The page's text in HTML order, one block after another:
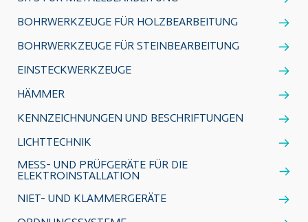
BOHRWERKZEUGE FÜR HOLZBEARBEITUNG
BOHRWERKZEUGE FÜR STEINBEARBEITUNG
EINSTECKWERKZEUGE
HÄMMER
KENNZEICHNUNGEN UND BESCHRIFTUNGEN
LICHTTECHNIK
MESS- UND PRÜFGERÄTE FÜR DIE
ELEKTROINSTALLATION
NIET- UND KLAMMERGERÄTE